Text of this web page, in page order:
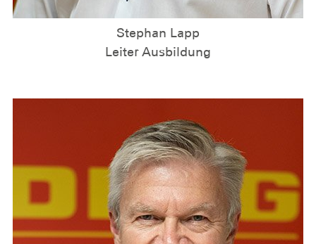
Stephan Lapp
Leiter Ausbildung